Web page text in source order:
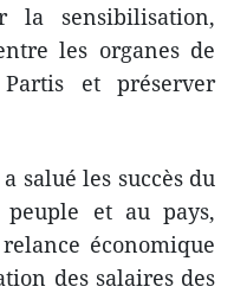
la sensibilisation,
les organes de
et préserver
salué les succès du
peuple et au pays,
économique
des salaires des